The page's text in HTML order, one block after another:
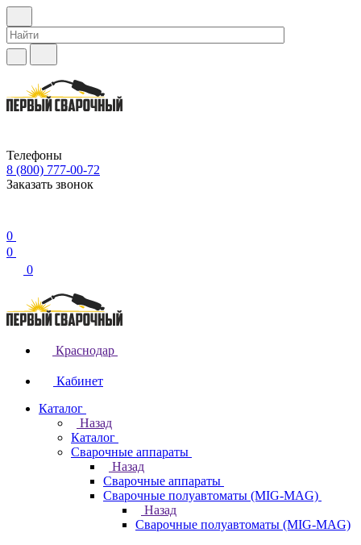
Телефоны
8 (800) 777-00-72
Заказать звонок
0
0
0
Краснодар
Кабинет
Каталог
Назад
Каталог
Сварочные аппараты
Назад
Сварочные аппараты
Сварочные полуавтоматы (MIG-MAG)
Назад
Сварочные полуавтоматы (MIG-MAG)